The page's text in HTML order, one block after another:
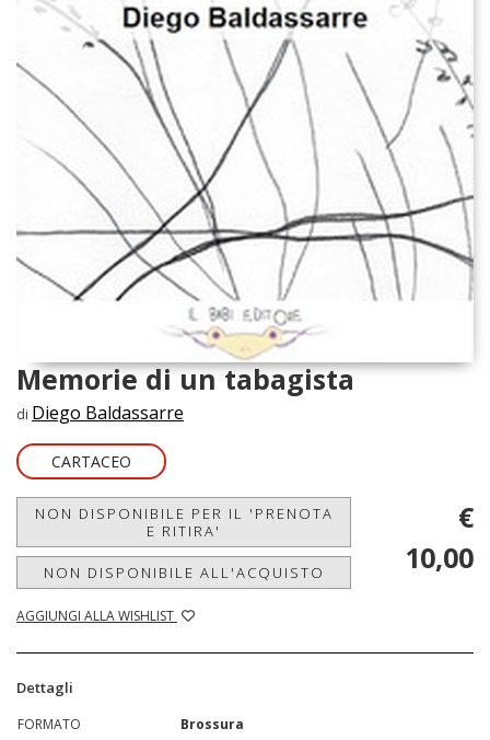
Memorie di un tabagista
di Diego Baldassarre
CARTACEO
NON DISPONIBILE PER IL 'PRENOTA
E RITIRA'
NON DISPONIBILE ALL'ACQUISTO
AGGIUNGI ALLA WISHLIST
€
10,00
Dettagli
FORMATO
Brossura